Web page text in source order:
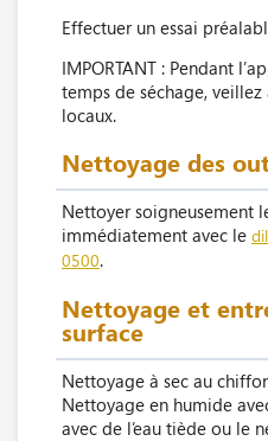
Effectuer un essai
IMPORTANT : Pendant
temps de séchage,
locaux.
Nettoyage des
Nettoyer soigneusement
immédiatement avec le
0500.
Nettoyage et
surface
Nettoyage à sec au
Nettoyage en humide
avec de l’eau tiède ou le